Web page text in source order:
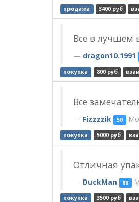
продажа 3400 руб
Все в лучшем
dragon10.1991
покупка 800 руб
Все
Fizzzzik 50
покупка 5000 руб
Отличная
DuckMan 88
покупка 3500 руб